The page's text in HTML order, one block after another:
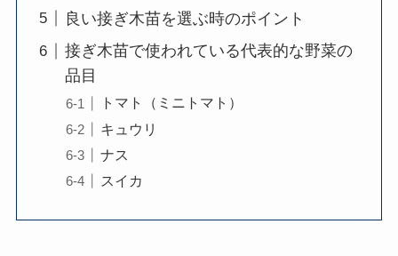
良い接ぎ木苗を選ぶ時のポイント
接ぎ木苗で使われている代表的な野菜の
品目
トマト（ミニトマト）
キュウリ
ナス
スイカ